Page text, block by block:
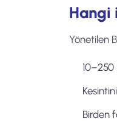
Hangi
Yönetilen
10–250
Birden